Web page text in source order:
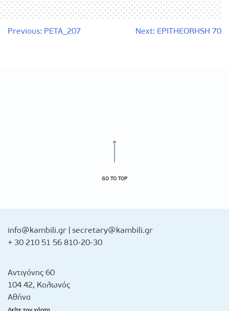
Πλοήγηση
Previous: PETA_207 Next: EPITHEORHSH 70
GO TO TOP
info@kambili.gr secretary@kambili.gr
+ 30 210 51 56 810-20-30
Αντιγόνης 60
104 42, Κολωνός
Αθήνα